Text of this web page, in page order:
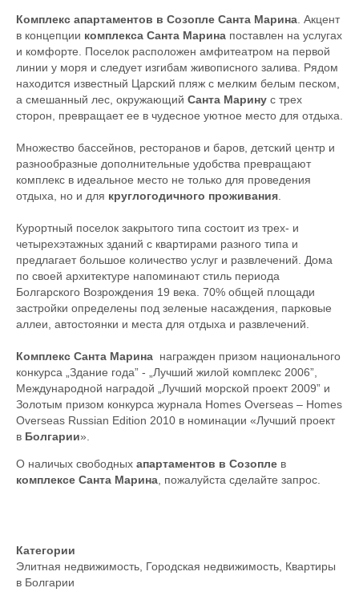
Комплекс апартаментов в Созопле Санта Марина. Акцент
в концепции комплекса Санта Марина поставлен на услугах
и комфорте. Поселок расположен амфитеатром на первой
линии у моря и следует изгибам живописного залива. Рядом
находится известный Царский пляж с мелким белым песком,
а смешанный лес, окружающий Санта Марину с трех
сторон, превращает ее в чудесное уютное место для отдыха.
Множество бассейнов, ресторанов и баров, детский центр и
разнообразные дополнительные удобства превращают
комплекс в идеальное место не только для проведения
отдыха, но и для круглогодичного проживания.
Курортный поселок закрытого типа состоит из трех- и
четырехэтажных зданий с квартирами разного типа и
предлагает большое количество услуг и развлечений. Дома
по своей архитектуре напоминают стиль периода
Болгарского Возрождения 19 века. 70% общей площади
застройки определены под зеленые насаждения, парковые
аллеи, автостоянки и места для отдыха и развлечений.
Комплекс Санта Марина награжден призом национального
конкурса „Здание года” - „Лучший жилой комплекс 2006”,
Международной наградой „Лучший морской проект 2009” и
Золотым призом конкурса журнала Homes Overseas – Homes
Overseas Russian Edition 2010 в номинации «Лучший проект
в Болгарии».
О наличых свободных апартаментов в Созопле в
комплексе Санта Марина, пожалуйста сделайте запрос.
Категории
Элитная недвижимость, Городская недвижимость, Квартиры
в Болгарии